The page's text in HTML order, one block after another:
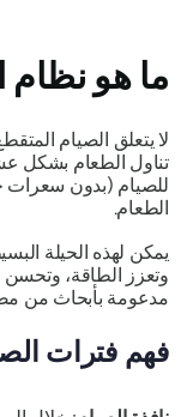
ما هو نظام
لا يتعلق الصيام
تناول الطعام بشكل
للصيام (بدون سعرات
الطعام.
يمكن لهذه الحيلة
وتعزز الطاقة، وتحسن
مدعومة بأبحاث من
فهم فترات